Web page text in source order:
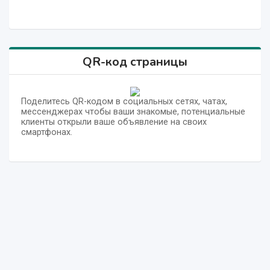
QR-код страницы
Поделитесь QR-кодом в социальных сетях, чатах,
мессенджерах чтобы ваши знакомые, потенциальные
клиенты открыли ваше объявление на своих
смартфонах.